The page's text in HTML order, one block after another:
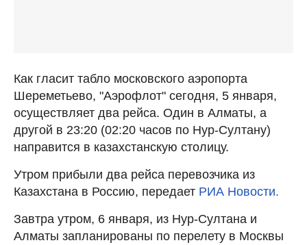
Как гласит табло московского аэропорта
Шереметьево, "Аэрофлот" сегодня, 5 января,
осуществляет два рейса. Один в Алматы, а
другой в 23:20 (02:20 часов по Нур-Султану)
направится в казахстанскую столицу.
Утром прибыли два рейса перевозчика из
Казахстана в Россию, передает РИА Новости.
Завтра утром, 6 января, из Нур-Султана и
Алматы запланированы по перелету в Москвы